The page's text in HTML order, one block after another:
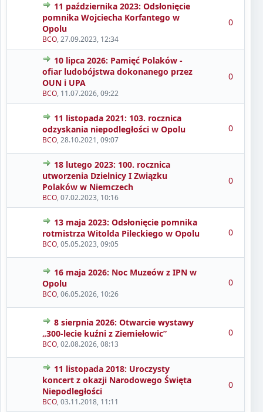
11 października 2023: Odsłonięcie
pomnika Wojciecha Korfantego w
Opolu
BCO,27.09.2023, 12:34
0
10 lipca 2026: Pamięć Polaków -
ofiar ludobójstwa dokonanego przez
OUN i UPA
BCO, 11.07.2026, 09:22
0
11 listopada 2021: 103. rocznica
odzyskania niepodległości w Opolu
BCO,28.10.2021, 09:07
0
18 lutego 2023: 100. rocznica
utworzenia Dzielnicy I Związku
Polaków w Niemczech
BCO,07.02.2023, 10:16
0
13 maja 2023: Odsłonięcie pomnika
rotmistrza Witolda Pileckiego w Opolu
BCO,05.05.2023, 09:05
0
16 maja 2026: Noc Muzeów z IPN w
Opolu
BCO,06.05.2026, 10:26
0
8 sierpnia 2026: Otwarcie wystawy
„300-lecie kuźni z Ziemiełowic”
BCO,02.08.2026, 08:13
0
11 listopada 2018: Uroczysty
koncert z okazji Narodowego Święta
Niepodległości
BCO,03.11.2018, 11:11
0